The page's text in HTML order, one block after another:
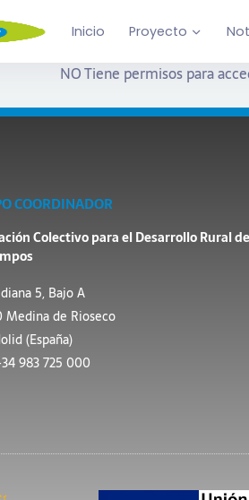
Inicio Proyecto
NO Tiene permisos para
COORDINADOR
Colectivo para el Desarrollo Rural
5, Bajo A
Medina de Rioseco
(España)
983 725 000